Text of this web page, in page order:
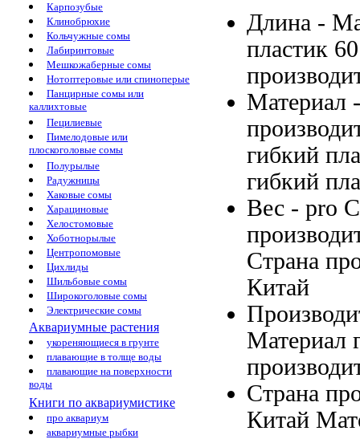
Карпозубые
Клинобрюхие
Кольчужные сомы
Лабиринтовые
Мешкожаберные сомы
Нотоптеровые или спиноперые
Панцирные сомы или
каллихтовые
Пецилиевые
Пимелодовые или
плоскоголовые сомы
Полурылые
Радужницы
Хаковые сомы
Харациновые
Хелостомовые
Хоботнорылые
Центропомовые
Цихлиды
Шильбовые сомы
Широкоголовые сомы
Электрические сомы
Аквариумные растения
укореняющиеся в грунте
плавающие в толще воды
плавающие на поверхности
воды
Книги по аквариумистике
про аквариум
аквариумные рыбки
Длина -
пластик
Материал
гибкий
гибкий
Вес - pro
Страна
Китай
Материал
Страна
Китай